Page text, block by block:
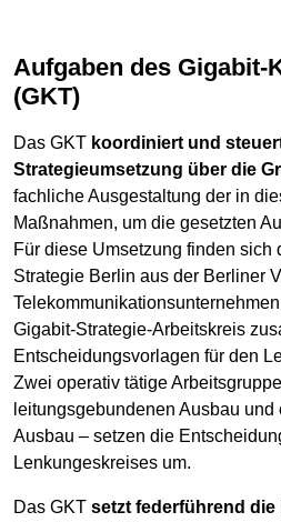
Aufgaben des Gigabit-Kompetenz-Teams
(GKT)
Das GKT koordiniert und
Strategieumsetzung über die
fachliche Ausgestaltung der in
Maßnahmen, um die gesetzten
Für diese Umsetzung finden sich
Strategie Berlin aus der Berliner
Gigabit-Strategie-Arbeitskreis
Entscheidungsvorlagen für den
Zwei operativ tätige
leitungsgebundenen Ausbau
Ausbau – setzen die
Lenkungeskreises um.
Das GKT setzt federführend die